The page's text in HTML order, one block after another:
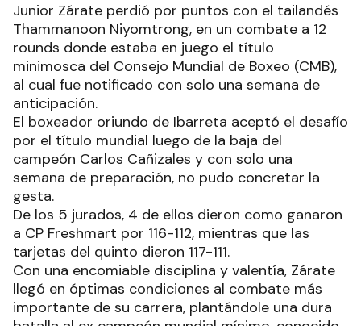
Junior Zárate perdió por puntos con el tailandés
Thammanoon Niyomtrong, en un combate a 12
rounds donde estaba en juego el título
minimosca del Consejo Mundial de Boxeo (CMB),
al cual fue notificado con solo una semana de
anticipación.
El boxeador oriundo de Ibarreta aceptó el desafío
por el título mundial luego de la baja del
campeón Carlos Cañizales y con solo una
semana de preparación, no pudo concretar la
gesta.
De los 5 jurados, 4 de ellos dieron como ganaron
a CP Freshmart por 116-112, mientras que las
tarjetas del quinto dieron 117-111.
Con una encomiable disciplina y valentía, Zárate
llegó en óptimas condiciones al combate más
importante de su carrera, plantándole una dura